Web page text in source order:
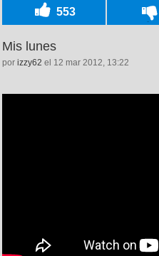
553
Mis lunes
por izzy62 el 12 mar 2012, 13:22